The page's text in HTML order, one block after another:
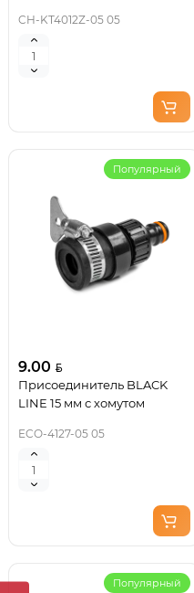
CH-KT4012Z-05 05
Популярный
9.00
Присоединитель BLACK
LINE 15 мм с хомутом
ECO-4127-05 05
Популярный